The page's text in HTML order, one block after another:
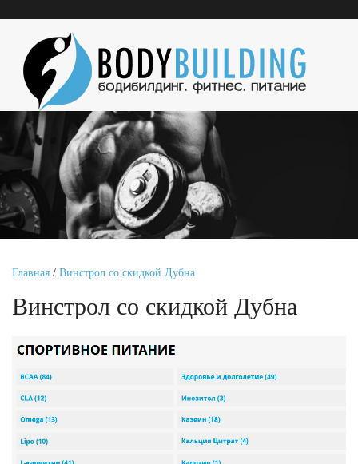
Главная / Винстрол со скидкой Дубна
Винстрол со скидкой Дубна